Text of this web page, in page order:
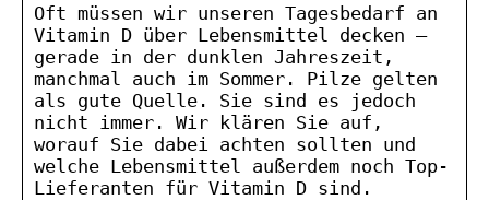
Oft müssen wir unseren Tagesbedarf an
Vitamin D über Lebensmittel decken –
gerade in der dunklen Jahreszeit,
manchmal auch im Sommer. Pilze gelten
als gute Quelle. Sie sind es jedoch
nicht immer. Wir klären Sie auf,
worauf Sie dabei achten sollten und
welche Lebensmittel außerdem noch Top-
Lieferanten für Vitamin D sind.